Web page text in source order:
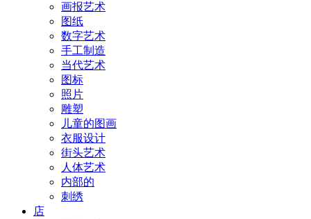
画报艺术
图纸
数字艺术
手工制造
当代艺术
图标
照片
雕塑
儿童的图画
衣服设计
街头艺术
人体艺术
内部的
刺绣
店